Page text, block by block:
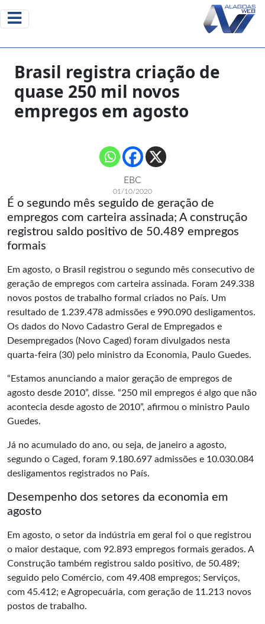
Brasil registra criação de
quase 250 mil novos
empregos em agosto
EBC
01/10/2020
É o segundo mês seguido de geração de
empregos com carteira assinada; A construção
registrou saldo positivo de 50.489 empregos
formais
Em agosto, o Brasil registrou o segundo mês consecutivo de
geração de empregos com carteira assinada. Foram 249.338
novos postos de trabalho formal criados no País. Um
resultado de 1.239.478 admissões e 990.090 desligamentos.
Os dados do Novo Cadastro Geral de Empregados e
Desempregados (Novo Caged) foram divulgados nesta
quarta-feira (30) pelo ministro da Economia, Paulo Guedes.
“Estamos anunciando a maior geração de empregos de
agosto desde 2010”, disse. “250 mil empregos é algo que não
acontecia desde agosto de 2010”, afirmou o ministro Paulo
Guedes.
Já no acumulado do ano, ou seja, de janeiro a agosto,
segundo o Caged, foram 9.180.697 admissões e 10.030.084
desligamentos registrados no País.
Desempenho dos setores da economia em
agosto
Em agosto, o setor da indústria em geral foi o que registrou
o maior destaque, com 92.893 empregos formais gerados. A
Construção também registrou saldo positivo, de 50.489;
seguido pelo Comércio, com 49.408 empregos; Serviços,
com 45.412; e Agropecuária, com geração de 11.213 novos
postos de trabalho.